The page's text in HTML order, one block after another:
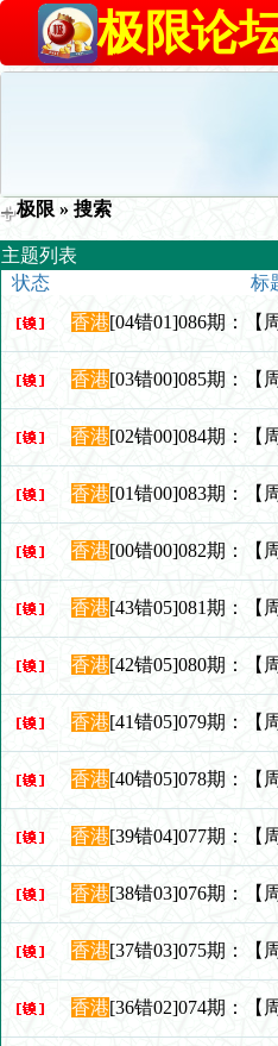
极限论
极限 » 搜索
主题列表
状态
标
香港[04错01]086期：【
香港[03错00]085期：【
香港[02错00]084期：【
香港[01错00]083期：【
香港[00错00]082期：【
香港[43错05]081期：【
香港[42错05]080期：【
香港[41错05]079期：【
香港[40错05]078期：【
香港[39错04]077期：【
香港[38错03]076期：【
香港[37错03]075期：【
香港[36错02]074期：【